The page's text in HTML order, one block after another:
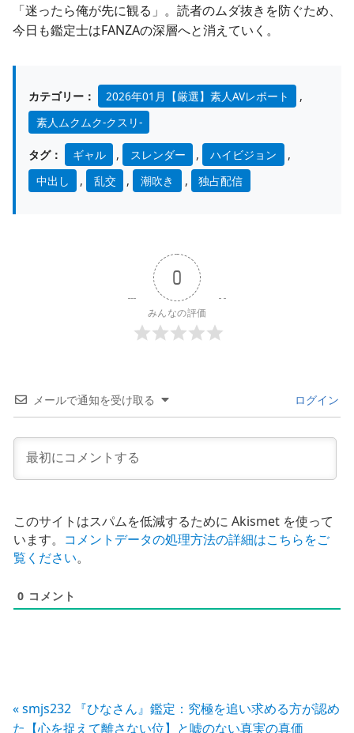
「迷ったら俺が先に観る」。読者のムダ抜きを防ぐため、
今日も鑑定士はFANZAの深層へと消えていく。
カテゴリー： 2026年01月【厳選】素人AVレポート
,
素人ムクムク-クスリ-
タグ： ギャル , スレンダー , ハイビジョン
,
中出し
, 乱交 , 潮吹き , 独占配信
0
みんなの評価
メールで通知を受け取る ログイン
このサイトはスパムを低減するために Akismet を使って
います。 コメントデータの処理方法の詳細はこちらをご
覧ください。
0 コメント
投
« smjs232 『ひなさん』鑑定：究極を追い求める方が認め
た【心を捉えて離さない位】と嘘のない真実の真価